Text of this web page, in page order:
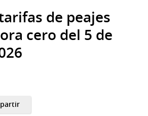
de peajes
cero del 5 de